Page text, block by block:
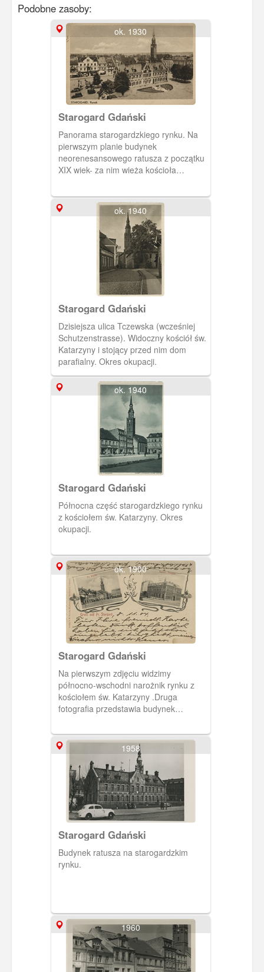
Podobne zasoby:
ok. 1930
Starogard Gdański
Panorama starogardzkiego rynku. Na
pierwszym planie budynek
neorenesansowego ratusza z początku
XIX wiek- za nim wieża kościoła
ok. 1940
Starogard Gdański
Dzisiejsza ulica Tczewska (wcześniej
Schutzenstrasse). Widoczny kościół św.
Katarzyny i stojący przed nim dom
parafialny. Okres okupacji.
ok. 1940
Starogard Gdański
Północna część starogardzkiego rynku
z kościołem św. Katarzyny. Okres
okupacji.
ok. 1900
Starogard Gdański
Na pierwszym zdjęciu widzimy
północno-wschodni narożnik rynku z
kościołem św. Katarzyny .Druga
fotografia przedstawia budynek
1958
Starogard Gdański
Budynek ratusza na starogardzkim
rynku.
1960